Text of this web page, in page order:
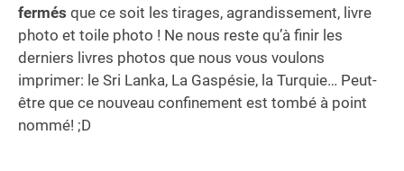
fermés que ce soit les tirages, agrandissement, livre
photo et toile photo ! Ne nous reste qu’à finir les
derniers livres photos que nous vous voulons
imprimer: le Sri Lanka, La Gaspésie, la Turquie… Peut-
être que ce nouveau confinement est tombé à point
nommé! ;D